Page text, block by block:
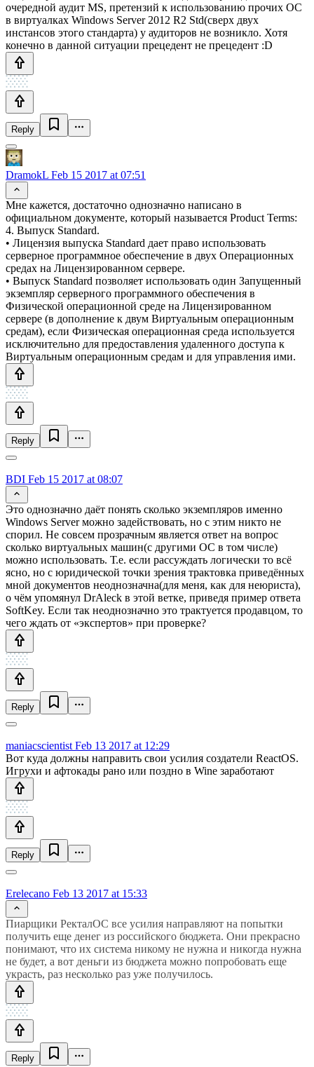
очередной аудит MS, претензий к использованию прочих ОС
в виртуалках Windows Server 2012 R2 Std(сверх двух
инстансов этого стандарта) у аудиторов не возникло. Хотя
конечно в данной ситуации прецедент не прецедент :D
Reply
DramokL Feb 15 2017 at 07:51
Мне кажется, достаточно однозначно написано в
официальном документе, который называется Product Terms:
4. Выпуск Standard.
• Лицензия выпуска Standard дает право использовать
серверное программное обеспечение в двух Операционных
средах на Лицензированном сервере.
• Выпуск Standard позволяет использовать один Запущенный
экземпляр серверного программного обеспечения в
Физической операционной среде на Лицензированном
сервере (в дополнение к двум Виртуальным операционным
средам), если Физическая операционная среда используется
исключительно для предоставления удаленного доступа к
Виртуальным операционным средам и для управления ими.
Reply
BDI Feb 15 2017 at 08:07
Это однозначно даёт понять сколько экземпляров именно
Windows Server можно задействовать, но с этим никто не
спорил. Не совсем прозрачным является ответ на вопрос
сколько виртуальных машин(с другими ОС в том числе)
можно использовать. Т.е. если рассуждать логически то всё
ясно, но с юридической точки зрения трактовка приведённых
мной документов неоднозначна(для меня, как для неюриста),
о чём упомянул DrAleck в этой ветке, приведя пример ответа
SoftKey. Если так неоднозначно это трактуется продавцом, то
чего ждать от «экспертов» при проверке?
Reply
maniacscientist Feb 13 2017 at 12:29
Вот куда должны направить свои усилия создатели ReactOS.
Игрухи и афтокады рано или поздно в Wine заработают
Reply
Erelecano Feb 13 2017 at 15:33
Пиарщики РекталОС все усилия направляют на попытки
получить еще денег из российского бюджета. Они прекрасно
понимают, что их система никому не нужна и никогда нужна
не будет, а вот деньги из бюджета можно попробовать еще
украсть, раз несколько раз уже получилось.
Reply